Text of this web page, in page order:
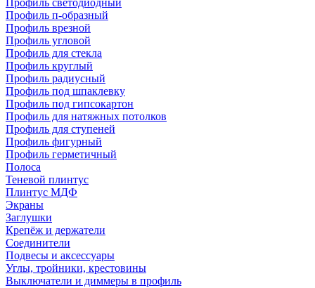
Профиль светодиодный
Профиль п-образный
Профиль врезной
Профиль угловой
Профиль для стекла
Профиль круглый
Профиль радиусный
Профиль под шпаклевку
Профиль под гипсокартон
Профиль для натяжных потолков
Профиль для ступеней
Профиль фигурный
Профиль герметичный
Полоса
Теневой плинтус
Плинтус МДФ
Экраны
Заглушки
Крепёж и держатели
Соединители
Подвесы и аксессуары
Углы, тройники, крестовины
Выключатели и диммеры в профиль